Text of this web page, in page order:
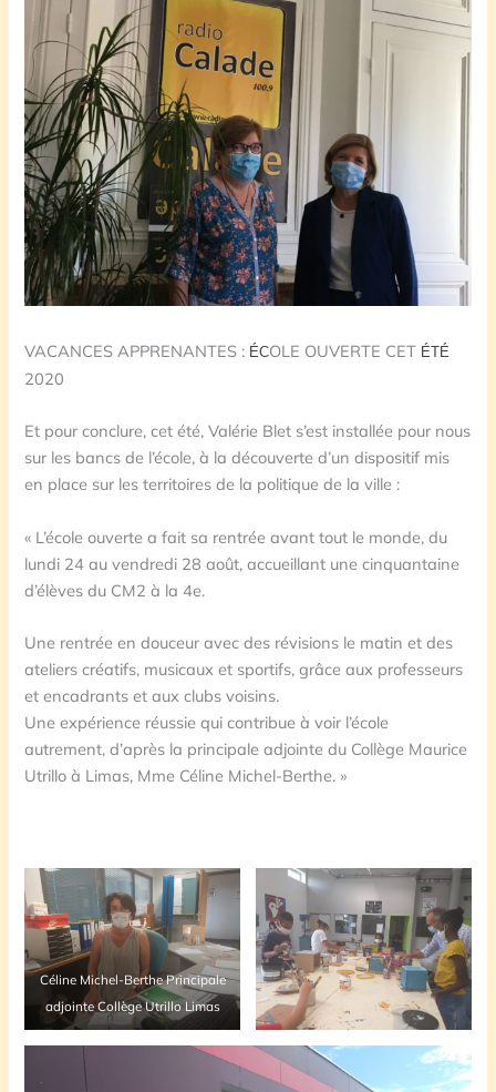
VACANCES APPRENANTES : ÉCOLE OUVERTE CET ÉTÉ
2020
Et pour conclure, cet été, Valérie Blet s’est installée pour nous
sur les bancs de l’école, à la découverte d’un dispositif mis
en place sur les territoires de la politique de la ville :
« L’école ouverte a fait sa rentrée avant tout le monde, du
lundi 24 au vendredi 28 août, accueillant une cinquantaine
d’élèves du CM2 à la 4e.
Une rentrée en douceur avec des révisions le matin et des
ateliers créatifs, musicaux et sportifs, grâce aux professeurs
et encadrants et aux clubs voisins.
Une expérience réussie qui contribue à voir l’école
autrement, d’après la principale adjointe du Collège Maurice
Utrillo à Limas, Mme Céline Michel-Berthe. »
Céline Michel-Berthe Principale
adjointe Collège Utrillo Limas